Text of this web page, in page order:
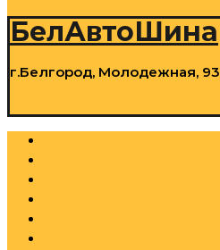
БелАвтоШина
г.Белгород, Молодежная, 93